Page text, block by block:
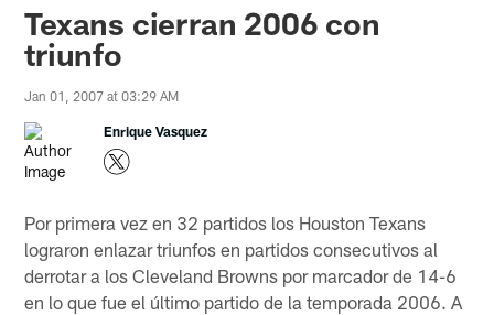
Texans cierran 2006 con
triunfo
Jan 01, 2007 at 03:29 AM
Enrique Vasquez
Por primera vez en 32 partidos los Houston Texans
lograron enlazar triunfos en partidos consecutivos al
derrotar a los Cleveland Browns por marcador de 14-6
en lo que fue el último partido de la temporada 2006. A